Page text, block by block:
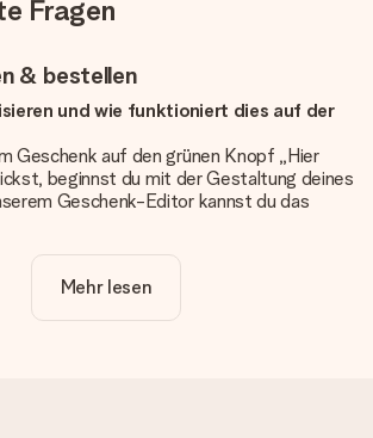
Fragen
& bestellen
und wie funktioniert dies auf der
Geschenk auf den grünen Knopf „Hier
beginnst du mit der Gestaltung deines
Geschenk-Editor kannst du das
angebotenen Designs, um deinem
Ausstrahlung zu verleihen.
Mehr lesen